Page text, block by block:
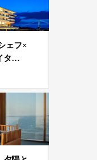
ェフ×
タ…